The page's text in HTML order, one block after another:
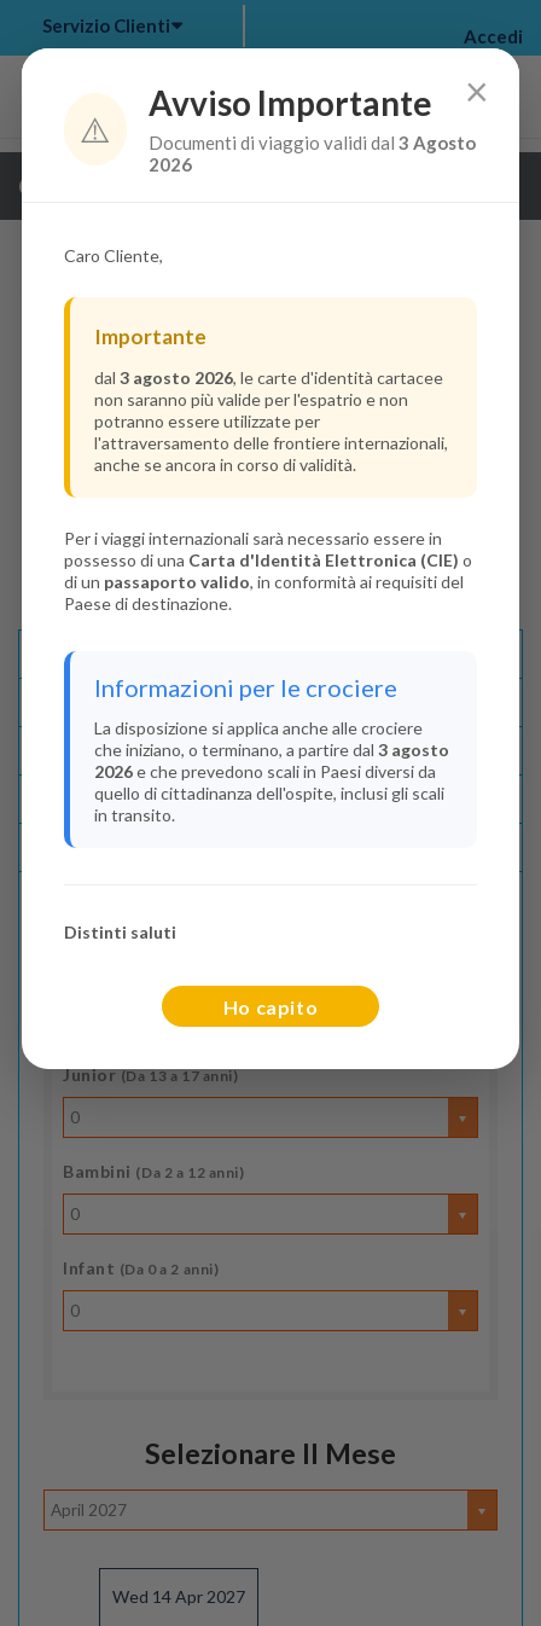
my bookings >
Servizio Clienti Accedi
Guarda i dettagli della crociera
Disponibilità
Condizioni
Recensioni
Indica il numero dei passeggeri
Junior(Da 13 a 17 anni)
0
Bambini (Da 2 a 12 anni)
0
Infant (Da 0 a 2 anni)
0
Selezionare Il Mese
April 2027
Wed 14 Apr 2027
×
⚠️
Avviso Importante
Documenti di viaggio validi dal3 Agosto
2026
Caro Cliente,
Importante
dal 3 agosto 2026, le carte d'identità cartacee
non saranno più valide per l'espatrio e non
potranno essere utilizzate per
l'attraversamento delle frontiere internazionali,
anche se ancora in corso di validità.
Per i viaggi internazionali sarà necessario essere in
possesso di una Carta d'Identità Elettronica (CIE) o
di un passaporto valido, in conformità ai requisiti del
Paese di destinazione.
Informazioni per le crociere
La disposizione si applica anche alle crociere
che iniziano, o terminano, a partire dal 3 agosto
2026e che prevedono scali in Paesi diversi da
quello di cittadinanza dell'ospite, inclusi gli scali
in transito.
Distinti saluti
Ho capito